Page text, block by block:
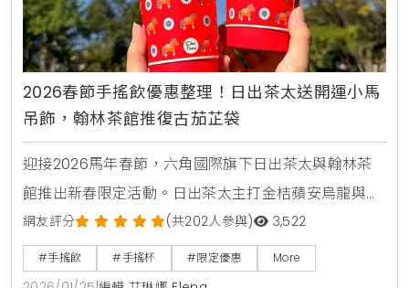
2026春節手搖飲優惠整理！日出茶太送開運小馬
吊飾，翰林茶館推復古茄芷袋
迎接2026馬年春節，六角國際旗下日出茶太與翰林茶
館推出新春限定活動。日出茶太主打金桔蘋安烏龍與開
運小馬吊飾，翰林茶館則推出復古時尚的珍奶版茄芷
袋。活動期間消費滿額或點購指定套餐，即有機會獲得
限量週邊與飲品優惠，是今年過年走春與聚餐的最佳選
網友評分 (共202人參與) 3,522
#手搖飲 #手搖杯 #限定優惠 More